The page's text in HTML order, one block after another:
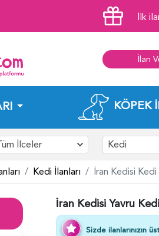
İlk
İlan
KÖPEK
İlceler Kedi
Kedi İlanları İran Kedisi Kedi
İ̇ran Kedisi Yavru
Sizde ilanlarınızın